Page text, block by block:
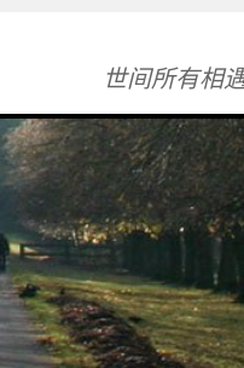
世间所有相